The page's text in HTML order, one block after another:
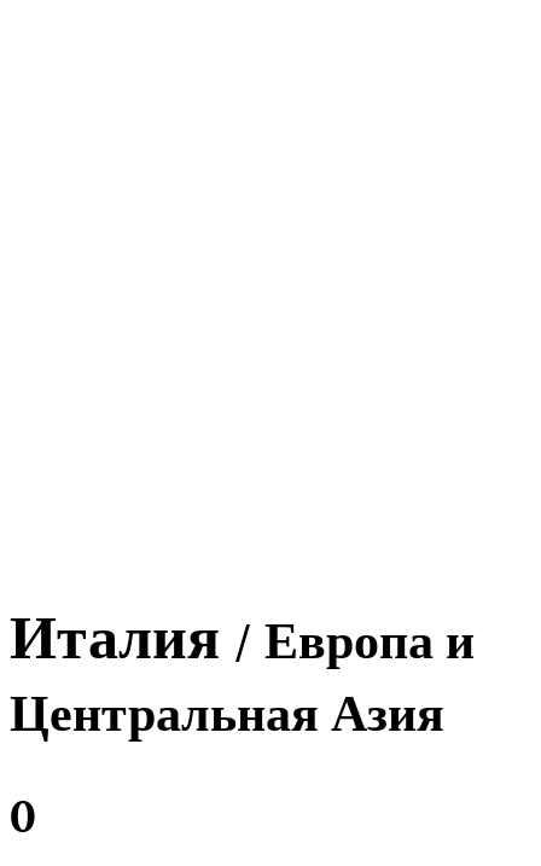
Италия / Европа и
Центральная Азия
0